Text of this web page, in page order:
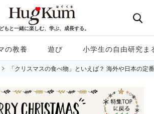
もと一緒に楽しむ、学ぶ、成長する。
の教養 遊び 小学生の自由研究ま
「クリスマスの食べ物」といえば？ 海外や日本の